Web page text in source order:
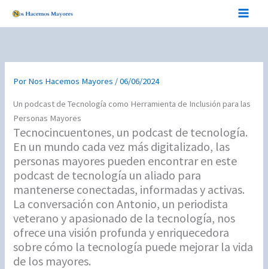
Por Nos Hacemos Mayores /06/06/2024
Un podcast de Tecnología como Herramienta de Inclusión para las
Personas Mayores
Tecnocincuentones, un podcast de tecnología.
En un mundo cada vez más digitalizado, las
personas mayores pueden encontrar en este
podcast de tecnología un aliado para
mantenerse conectadas, informadas y activas.
La conversación con Antonio, un periodista
veterano y apasionado de la tecnología, nos
ofrece una visión profunda y enriquecedora
sobre cómo la tecnología puede mejorar la vida
de los mayores.